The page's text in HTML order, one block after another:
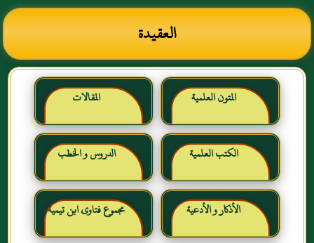
العقيدة
المتون العلمية المقالات
الكتب العلمية الدروس و الخطب
الأذكار و الأدعية مجموع فتاوى ابن تيمية